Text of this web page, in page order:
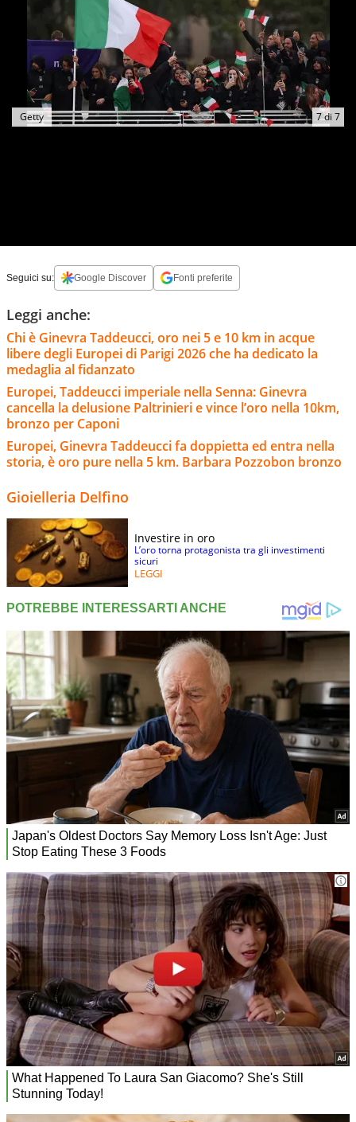
7di 7
Getty
Seguici su: Google Discover Fonti preferite
Leggi anche:
Chi è Ginevra Taddeucci, oro nei 5 e 10 km in acque
libere degli Europei di Parigi 2026 che ha dedicato la
medaglia al fidanzato
Europei, Taddeucci imperiale nella Senna: Ginevra
cancella la delusione Paltrinieri e vince l’oro nella 10km,
bronzo per Caponi
Europei, Ginevra Taddeucci fa doppietta ed entra nella
storia, è oro pure nella 5 km. Barbara Pozzobon bronzo
Gioielleria Delfino
Investire in oro
L’oro torna protagonista tra gli investimenti
sicuri
LEGGI